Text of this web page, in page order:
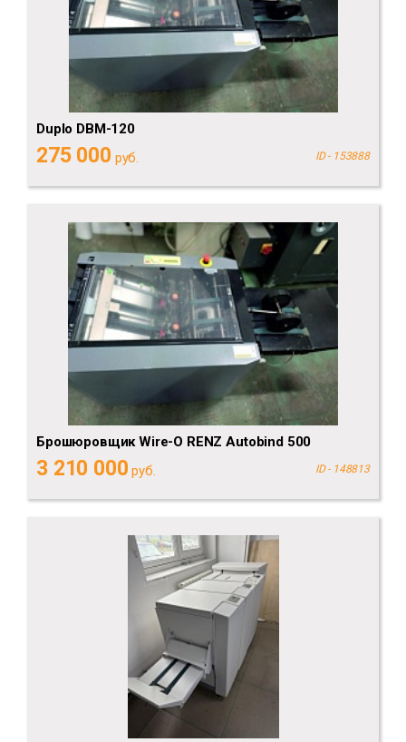
Duplo DBM-120
275 000 руб. ID - 153888
Брошюровщик Wire-O RENZ Autobind 500
3 210 000 руб. ID - 148813